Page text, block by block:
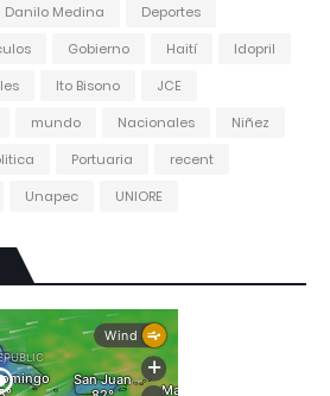
Danilo Medina
Deportes
Gobierno Haití
Idopril
Ito Bisono
JCE
mundo Nacionales
Niñez
Portuaria
recent
Unapec UNIORE